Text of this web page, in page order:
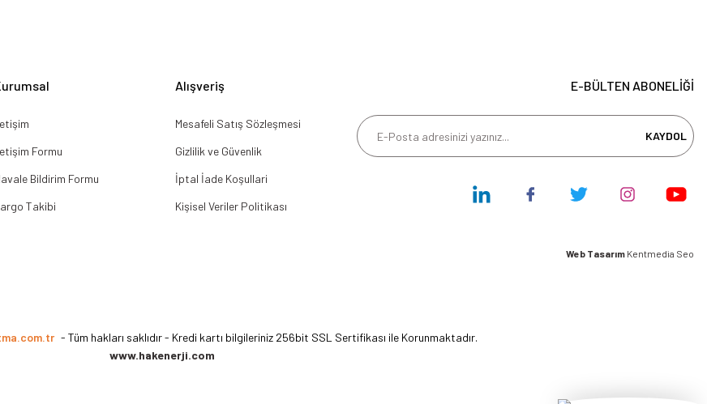
Formu
Bildirim Formu
Takibi
Alışveriş
Mesafeli Satış Sözleşmesi
Gizlilik ve Güvenlik
İptal İade Koşullari
Kişisel Veriler Politikası
E-BÜLTEN ABONELİĞİ
KAYDOL
Web Tasarım Kentmedia Seo
- Tüm hakları saklıdır - Kredi kartı bilgileriniz 256bit SSL Sertifikası ile Korunmaktadır.
www.hakenerji.com